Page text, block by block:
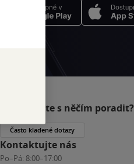
Potřebujete s něčím poradit?
Často kladené dotazy
Kontaktujte nás
Po–Pá: 8:00–17:00